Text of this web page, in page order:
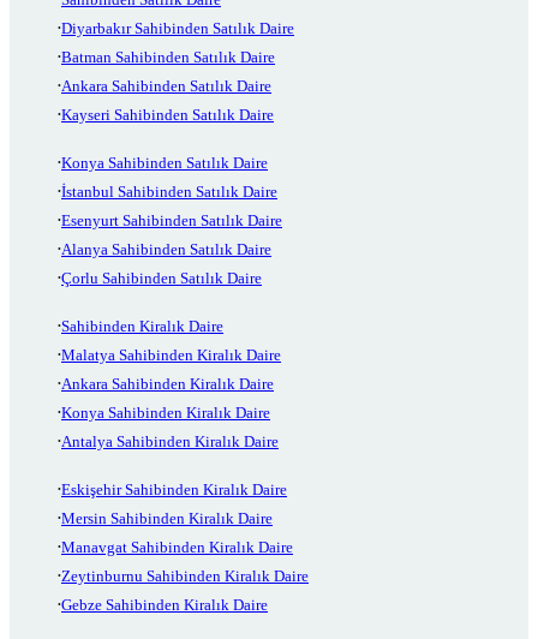
Diyarbakır Sahibinden Satılık Daire
Batman Sahibinden Satılık Daire
Ankara Sahibinden Satılık Daire
Kayseri Sahibinden Satılık Daire
Konya Sahibinden Satılık Daire
İstanbul Sahibinden Satılık Daire
Esenyurt Sahibinden Satılık Daire
Alanya Sahibinden Satılık Daire
Çorlu Sahibinden Satılık Daire
Sahibinden Kiralık Daire
Malatya Sahibinden Kiralık Daire
Ankara Sahibinden Kiralık Daire
Konya Sahibinden Kiralık Daire
Antalya Sahibinden Kiralık Daire
Eskişehir Sahibinden Kiralık Daire
Mersin Sahibinden Kiralık Daire
Manavgat Sahibinden Kiralık Daire
Zeytinburnu Sahibinden Kiralık Daire
Gebze Sahibinden Kiralık Daire